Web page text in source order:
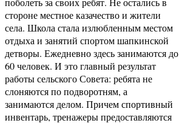
стороне местное казачество и жители
села. Школа стала излюбленным местом
отдыха и занятий спортом шапкинской
детворы. Ежедневно здесь занимаются до
60 человек. И это главный результат
работы сельского Совета: ребята не
слоняются по подворотням, а
занимаются делом. Причем спортивный
инвентарь, тренажеры предоставляются